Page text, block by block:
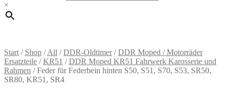
×
Start / Shop /All /DDR-Oldtimer/DDR Moped / Motorräder
Ersatzteile /KR51 /DDR Moped KR51 Fahrwerk Karosserie und
Rahmen /Feder für Federbein hinten S50, S51, S70, S53, SR50,
SR80, KR51, SR4